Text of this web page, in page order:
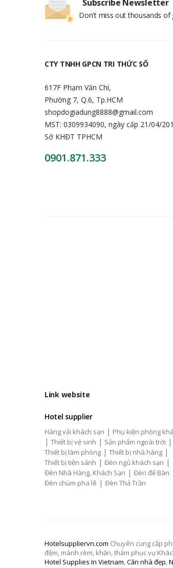
Subscribe Newsletter
Don't miss out thousands
CTY TNHH GPCN TRI THỨC SỐ
617F Phạm Văn Chí,
Phường 7, Q.6, Tp.HCM
shopdogiadung8888@gmail.com
MST: 0309934090, ngày cấp 21/04/
Sở KHĐT TPHCM
0901.871.333
Link website
Hotel supplier
Hàng vải khách sạn | Phụ kiện phòng
| Thiết bị vệ sinh | Sản phẩm ngoài trời |
Thiết bị làm phòng | Thiết bị nhà hàng |
Thiết bị tiền sảnh | Đèn ngủ khách sạn |
Đèn Nhà Hàng, Khách Sạn | Đèn để Bàn
Đèn chùm pha lê | Đèn Thả Trần
Hotelsuppliervn.com Chuyên cung cấp
đệm, mành rèm, khăn, thảm phục vụ
Hotel Supplies In Vietnam,Căn nhà đẹp,